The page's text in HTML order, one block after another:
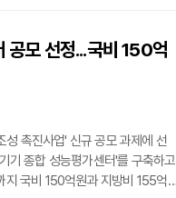
공모 선정...국비 150억
촉진사업' 신규 공모 과제에 선
기 종합 성능평가센터'를 구축하고
국비 150억원과 지방비 155억